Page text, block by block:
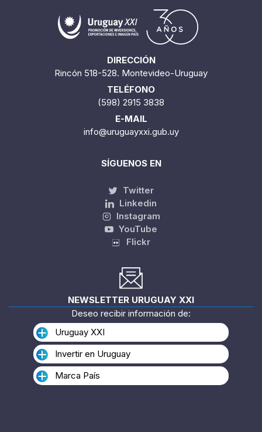
DIRECCIÓN
Rincón 518-528. Montevideo-Uruguay
TELÉFONO
(598) 2915 3838
E-MAIL
info@uruguayxxi.gub.uy
SÍGUENOS EN
Twitter
Linkedin
Instagram
YouTube
Flickr
NEWSLETTER URUGUAY XXI
Deseo recibir información de:
Uruguay XXI
Invertir en Uruguay
Marca País